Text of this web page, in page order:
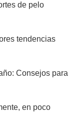
de pelo
tendencias
Consejos para
en poco